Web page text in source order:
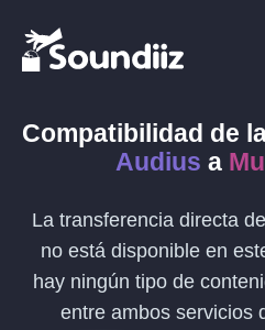
Compatibilidad de
Audius a
La transferencia directa de
no está disponible en
hay ningún tipo de
entre ambos servicios